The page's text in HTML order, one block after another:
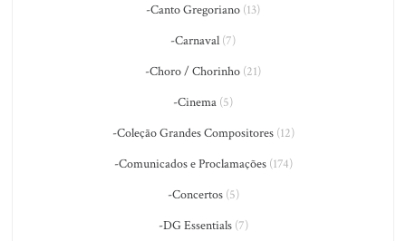
-Canto Gregoriano (13)
-Carnaval (7)
-Choro / Chorinho (21)
-Cinema (5)
-Coleção Grandes Compositores(12)
-Comunicados e Proclamações(174)
-Concertos(5)
-DG Essentials(7)